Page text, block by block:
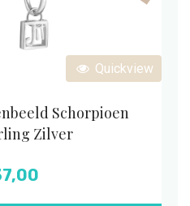
Quickview
Schorpioen
Zilver